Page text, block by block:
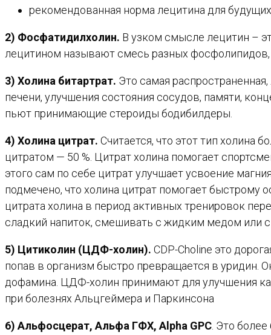
рекомендованная норма лецитина для
2) Фосфатидилхолин. В узком смысле лецитин –
лецитином называют смесь разных
3) Холина битартрат. Это самая
печени, улучшения состояния сосудов, памяти,
пьют принимающие стероиды бодибилдеры.
4) Холина цитрат. Считается, что этот тип холина
цитратом — 50 %. Цитрат холина помогает
этого сам по себе цитрат улучшает усвоение
подмечено, что холина цитрат помогает
цитрата холина в период активных тренировок
сладкий напиток, смешивать с жидким медом или
5) Цитиколин (ЦДФ-холин). CDP-Choline это
попав в организм быстро превращается в
дофамина. ЦДФ-холин принимают для улучшения
при болезнях Альцгеймера и Паркинсона
6) Альфосцерат, Альфа ГФХ, Alpha GPC. Это